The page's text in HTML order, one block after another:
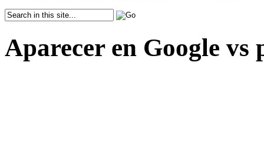
Aparecer en Google vs